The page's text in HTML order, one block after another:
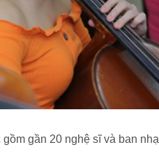
gần 20 nghệ sĩ và ban